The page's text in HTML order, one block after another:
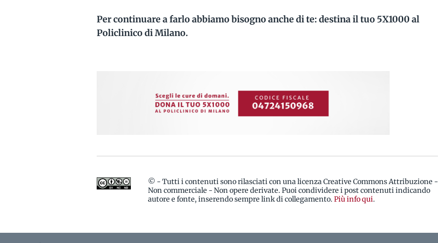
Per continuare a farlo abbiamo bisogno anche di te: destina il tuo 5X1000 al
Policlinico di Milano.
© - Tutti i contenuti sono rilasciati con una licenza Creative Commons Attribuzione -
Non commerciale - Non opere derivate. Puoi condividere i post contenuti indicando
autore e fonte, inserendo sempre link di collegamento.Più info qui.